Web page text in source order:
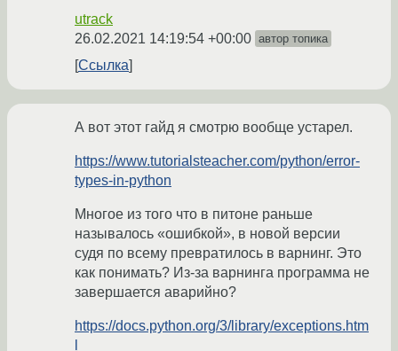
utrack
26.02.2021 14:19:54 +00:00 автор топика
Ссылка
А вот этот гайд я смотрю вообще устарел.
https://www.tutorialsteacher.com/python/error-
types-in-python
Многое из того что в питоне раньше
называлось «ошибкой», в новой версии
судя по всему превратилось в варнинг. Это
как понимать? Из-за варнинга программа не
завершается аварийно?
https://docs.python.org/3/library/exceptions.htm